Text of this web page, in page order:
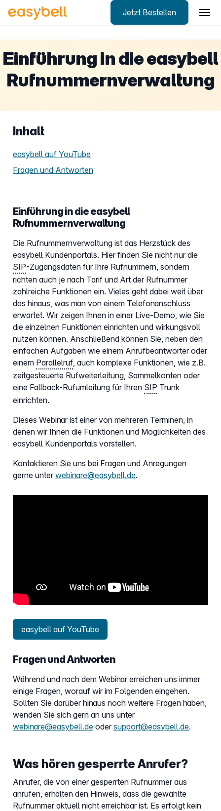
Jetzt Bestellen
Einführung in die easybell
Rufnummernverwaltung
Inhalt
easybell auf YouTube
Fragen und Antworten
Einführung in die easybell
Rufnummernverwaltung
Die Rufnummernverwaltung ist das Herzstück des
easybell Kundenportals. Hier finden Sie nicht nur die
SIP-Zugangsdaten für Ihre Rufnummern, sondern
richten auch je nach Tarif und Art der Rufnummer
zahlreiche Funktionen ein. Vieles geht dabei weit über
das hinaus, was man von einem Telefonanschluss
erwartet. Wir zeigen Ihnen in einer Live-Demo, wie Sie
die einzelnen Funktionen einrichten und wirkungsvoll
nutzen können. Anschließend können Sie, neben den
einfachen Aufgaben wie einem Anrufbeantworter oder
einem Parallelruf, auch komplexe Funktionen, wie z.B.
zeitgesteuerte Rufweiterleitung, Sammelkonten oder
eine Fallback-Rufumleitung für Ihren SIP Trunk
einrichten.
Dieses Webinar ist einer von mehreren Terminen, in
denen wir Ihnen die Funktionen und Möglichkeiten des
easybell Kundenportals vorstellen.
Kontaktieren Sie uns bei Fragen und Anregungen
gerne unter webinare@easybell.de.
easybell auf YouTube
Fragen und Antworten
Während und nach dem Webinar erreichen uns immer
einige Fragen, worauf wir im Folgenden eingehen.
Sollten Sie darüber hinaus noch weitere Fragen haben,
wenden Sie sich gern an uns unter
webinare@easybell.de oder support@easybell.de.
Was hören gesperrte Anrufer?
Anrufer, die von einer gesperrten Rufnummer aus
anrufen, erhalten den Hinweis, dass die gewählte
Rufnummer aktuell nicht erreichbar ist. Es erfolgt kein